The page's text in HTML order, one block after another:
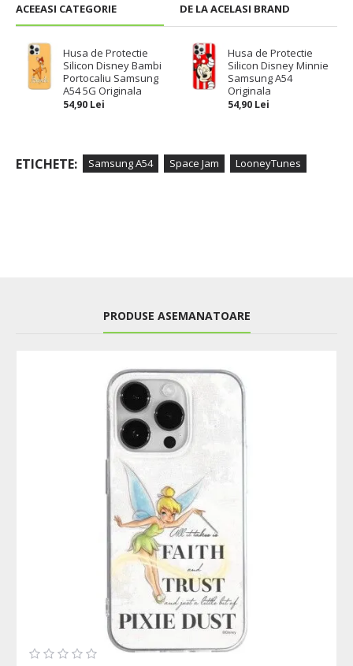
ACEEASI CATEGORIE DE LA ACELASI BRAND
Husa de Protectie
Silicon Disney Bambi
Portocaliu Samsung
A54 5G Originala
54,90 Lei
Husa de Protectie
Silicon Disney Minnie
Samsung A54
Originala
54,90 Lei
ETICHETE: Samsung A54 Space Jam LooneyTunes
PRODUSE ASEMANATOARE